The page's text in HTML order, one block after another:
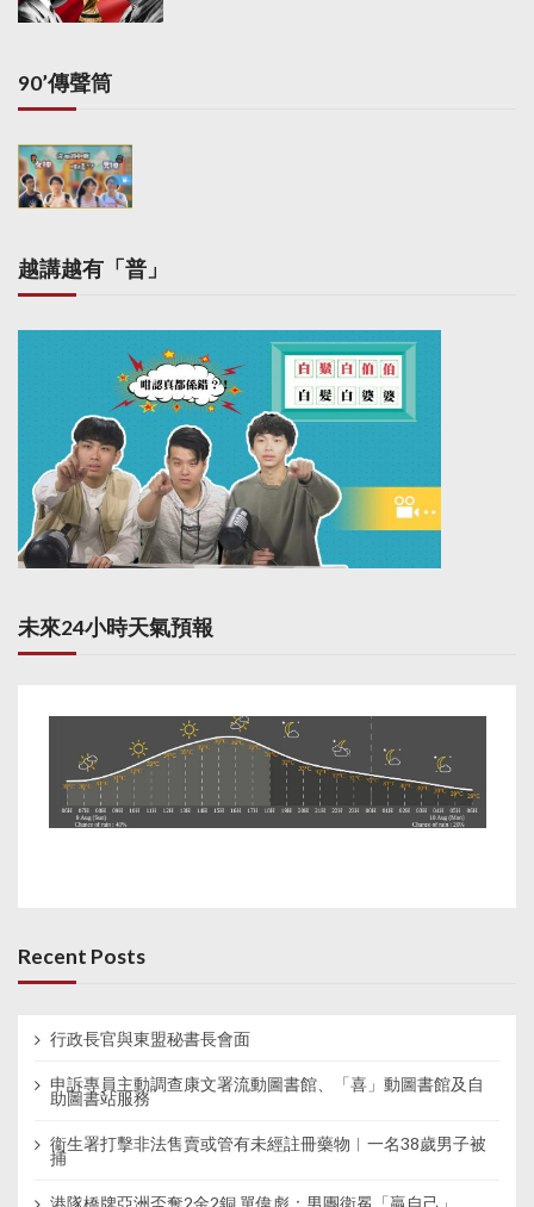
90’傳聲筒
越講越有「普」
未來24小時天氣預報
Recent Posts
行政長官與東盟秘書長會面
申訴專員主動調查康文署流動圖書館、「喜」動圖書館及自
助圖書站服務
衞生署打擊非法售賣或管有未經註冊藥物︱一名38歲男子被
捕
港隊橋牌亞洲盃奪2金2銅 單偉彪：男團衛冕「贏自己」